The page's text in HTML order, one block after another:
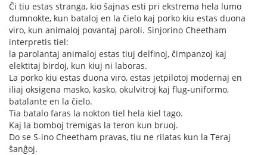
Ĉi tiu estas stranga, kio ŝajnas esti pri ekstrema hela lumo
dumnokte, kun bataloj en la ĉielo kaj porko kiu estas duona
viro, kun animaloj povantaj paroli. Sinjorino Cheetham
interpretis tiel:
la parolantaj animaloj estas tiuj delfinoj, ĉimpanzoj kaj
elektitaj birdoj, kun kiuj ni laboras.
La porko kiu estas duona viro, estas jetpilotoj modernaj en
iliaj oksigena masko, kasko, okulvitroj kaj flug-uniformo,
batalante en la ĉielo.
Tia batalo faras la nokton tiel hela kiel tago.
Kaj la bomboj tremigas la teron kun bruoj.
Do se S-ino Cheetham pravas, tiu ne rilatas kun la Teraj
ŝanĝoj.